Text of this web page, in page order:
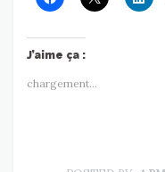
J’aime ça :
chargement…